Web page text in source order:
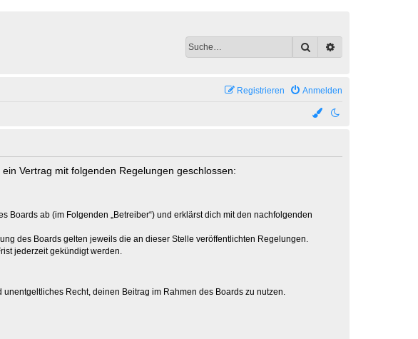
Suche
Anmelden
Registrieren
Vertrag mit folgenden Regelungen geschlossen:
Boards ab (im Folgenden „Betreiber“) und erklärst dich mit den nachfolgenden
des Boards gelten jeweils die an dieser Stelle veröffentlichten Regelungen.
jederzeit gekündigt werden.
Recht, deinen Beitrag im Rahmen des Boards zu nutzen.